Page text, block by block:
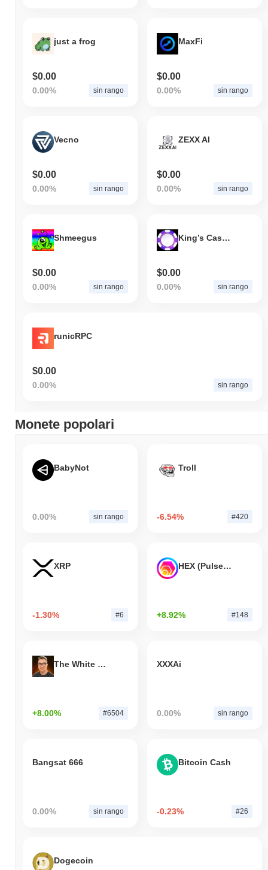
just a frog
$0.00
0.00% sin rango
MaxFi
$0.00
0.00% sin rango
Vecno
$0.00
0.00% sin rango
ZEXX AI
$0.00
0.00% sin rango
Shmeegus
$0.00
0.00% sin rango
King’s Casino
$0.00
0.00% sin rango
runicRPC
$0.00
0.00% sin rango
Monete popolari
BabyNot
0.00% sin rango
Troll
-6.54% #420
XRP
-1.30% #6
HEX (Pulsechain)
+8.92% #148
The White Bull
+8.00% #6504
XXXAi
0.00% sin rango
Bangsat 666
0.00% sin rango
Bitcoin Cash
-0.23% #26
Dogecoin